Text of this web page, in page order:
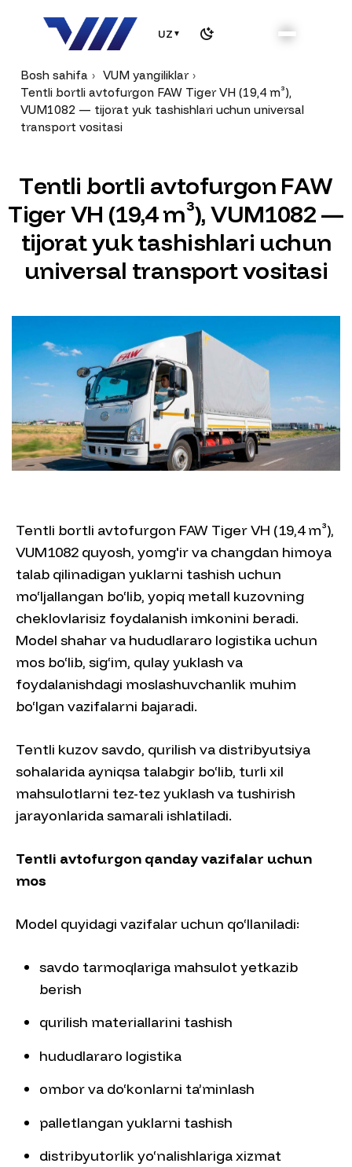
UZ ▼
Bosh sahifa
VUM yangiliklar
Tentli bortli avtofurgon FAW Tiger VH (19,4 m³),
VUM1082 — tijorat yuk tashishlari uchun universal
transport vositasi
Tentli bortli avtofurgon FAW
TigerVH (19,4m³),VUM1082—
tijoratyuktashishlari uchun
universal transportvositasi
Tentli bortli avtofurgon FAW Tiger VH (19,4 m³),
VUM1082 quyosh, yomg'ir va changdan himoya
talab qilinadigan yuklarni tashish uchun
mo‘ljallangan bo‘lib, yopiq metall kuzovning
cheklovlarisiz foydalanish imkonini beradi.
Model shahar va hududlararo logistika uchun
mos bo‘lib, sig‘im, qulay yuklash va
foydalanishdagi moslashuvchanlik muhim
bo‘lgan vazifalarni bajaradi.
Tentli kuzov savdo, qurilish va distribyutsiya
sohalarida ayniqsa talabgir bo‘lib, turli xil
mahsulotlarni tez-tez yuklash va tushirish
jarayonlarida samarali ishlatiladi.
Tentli avtofurgon qanday vazifalar uchun
mos
Model quyidagi vazifalar uchun qo‘llaniladi:
savdo tarmoqlariga mahsulot yetkazib
berish
qurilish materiallarini tashish
hududlararo logistika
ombor va do‘konlarni ta’minlash
palletlangan yuklarni tashish
distribyutorlik yo‘nalishlariga xizmat